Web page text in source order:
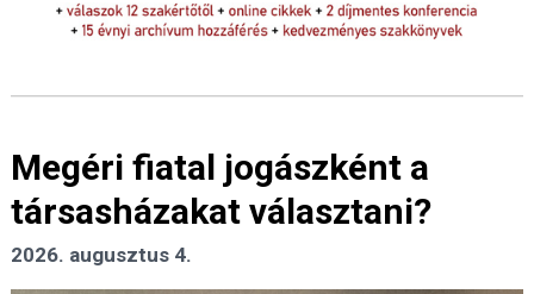
Megéri fiatal jogászként a
társasházakat választani?
2026. augusztus 4.